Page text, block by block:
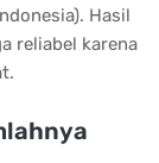
Hasil
reliabel karena